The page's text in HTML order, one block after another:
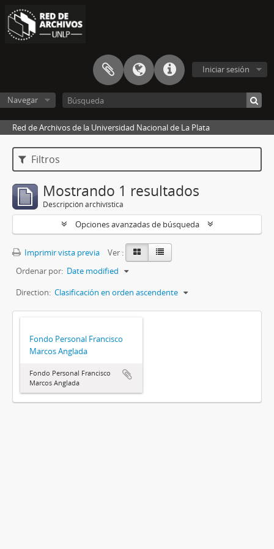
Iniciar sesión
Navegar
Red de Archivos de la Universidad Nacional de La Plata
Filtros
Mostrando 1 resultados
Descripción archivística
Opciones avanzadas de búsqueda
Imprimir vista previa
Ver :
Ordenar por: Date modified
Direction: Clasificación en orden ascendente
Fondo Personal Francisco
Marcos Anglada
Fondo Personal Francisco
Marcos Anglada